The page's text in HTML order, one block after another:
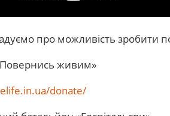
про можливість зробити
живим»
donate/